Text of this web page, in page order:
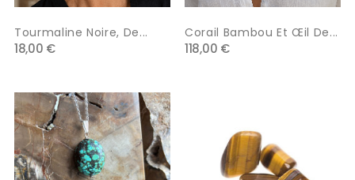
Tourmaline Noire, De...
18,00 €
Corail Bambou Et Œil De...
118,00 €